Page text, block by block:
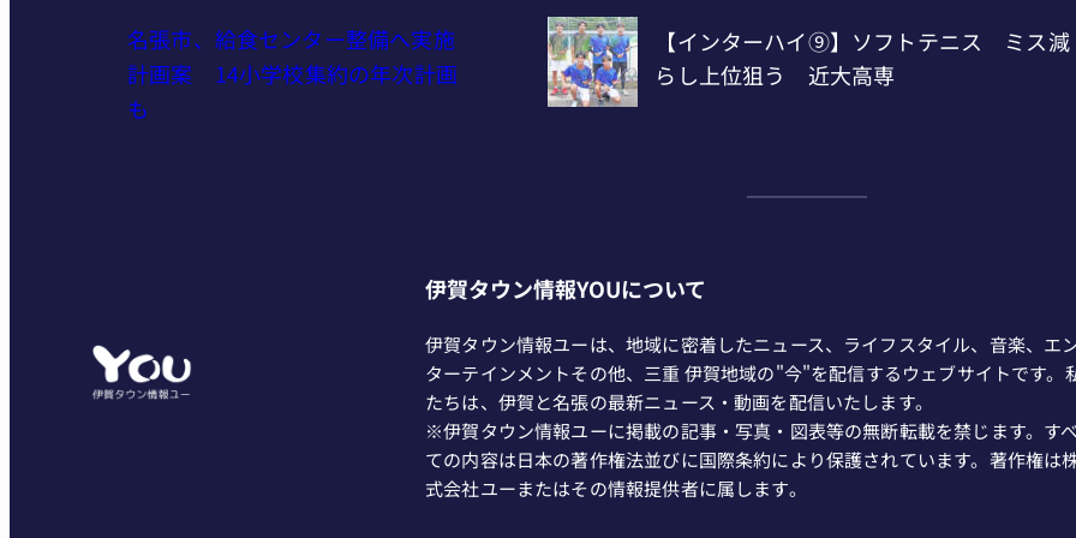
名張市、給食センター整備へ実施
計画案 14小学校集約の年次計画
も
伊賀タウン情報YOUについて
伊賀タウン情報ユーは、地域に密着したニュース、ライフスタイル、音楽、エ
ターテインメントその他、三重 伊賀地域の"今"を配信するウェブサイトです。
たちは、伊賀と名張の最新ニュース・動画を配信いたします。
※伊賀タウン情報ユーに掲載の記事・写真・図表等の無断転載を禁じます。すべ
ての内容は日本の著作権法並びに国際条約により保護されています。著作権は
式会社ユーまたはその情報提供者に属します。